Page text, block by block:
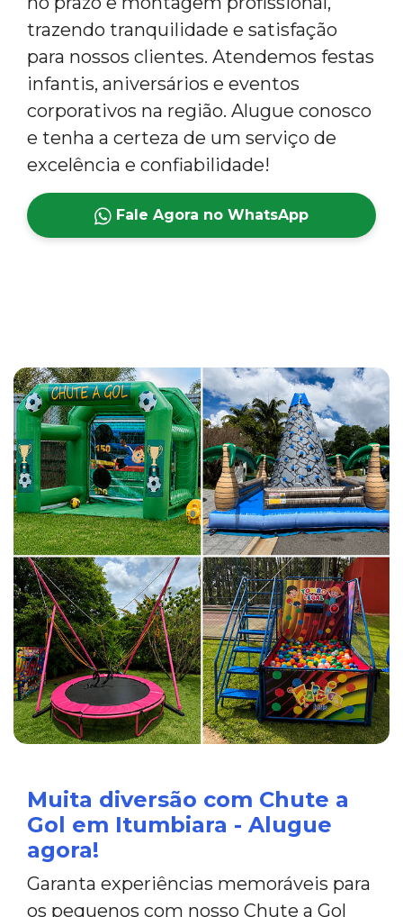
trazendo tranquilidade e satisfação
para nossos clientes. Atendemos festas
infantis, aniversários e eventos
corporativos na região. Alugue conosco
e tenha a certeza de um serviço de
excelência e confiabilidade!
Fale Agora no WhatsApp
Muita diversão com Chute a
Gol em Itumbiara - Alugue
agora!
Garanta experiências memoráveis para
os pequenos com nosso Chute a Gol